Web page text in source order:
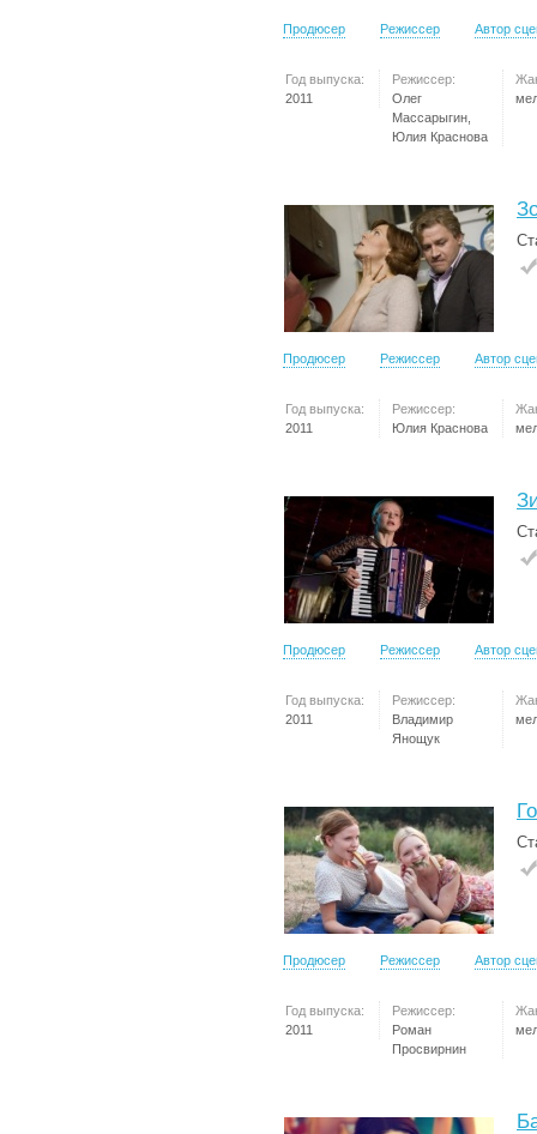
Продюсер Режиссер Автор
Год выпуска:
2011
Режиссер:
Олег
Массарыгин,
Юлия Краснова
Продюсер Режиссер Автор
Год выпуска:
2011
Режиссер:
Юлия Краснова
Продюсер Режиссер Автор
Год выпуска:
2011
Режиссер:
Владимир
Янощук
Продюсер Режиссер Автор
Год выпуска:
2011
Режиссер:
Роман
Просвирнин